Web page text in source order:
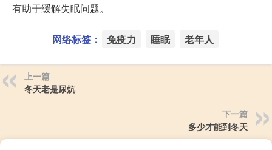
有助于缓解失眠问题。
网络标签： 免疫力 睡眠 老年人
上一篇
冬天老是尿炕
下一篇
多少才能到冬天